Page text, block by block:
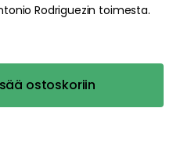
Rodriguezin toimesta.
ostoskoriin